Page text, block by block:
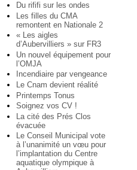
Du rififi sur les ondes
Les filles du CMA
remontent en Nationale 2
« Les aigles
d’Aubervilliers » sur FR3
Un nouvel équipement pour
l’OMJA
Incendiaire par vengeance
Le Cnam devient réalité
Printemps Tonus
Soignez vos CV !
La cité des Prés Clos
évacuée
Le Conseil Municipal vote
à l’unanimité un vœu pour
l’implantation du Centre
aquatique olympique à